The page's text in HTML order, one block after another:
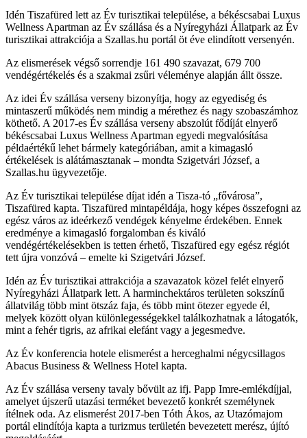
Idén Tiszafüred lett az Év turisztikai települése, a békéscsabai Luxus
Wellness Apartman az Év szállása és a Nyíregyházi Állatpark az Év
turisztikai attrakciója a Szallas.hu portál öt éve elindított versenyén.
Az elismerések végső sorrendje 161 490 szavazat, 679 700
vendégértékelés és a szakmai zsűri véleménye alapján állt össze.
Az idei Év szállása verseny bizonyítja, hogy az egyediség és
mintaszerű működés nem mindig a mérethez és nagy szobaszámhoz
köthető. A 2017-es Év szállása verseny abszolút fődíját elnyerő
békéscsabai Luxus Wellness Apartman egyedi megvalósítása
példaértékű lehet bármely kategóriában, amit a kimagasló
értékelések is alátámasztanak – mondta Szigetvári József, a
Szallas.hu ügyvezetője.
Az Év turisztikai települése díjat idén a Tisza-tó „fővárosa”,
Tiszafüred kapta. Tiszafüred mintapéldája, hogy képes összefogni az
egész város az ideérkező vendégek kényelme érdekében. Ennek
eredménye a kimagasló forgalomban és kiváló
vendégértékelésekben is tetten érhető, Tiszafüred egy egész régiót
tett újra vonzóvá – emelte ki Szigetvári József.
Idén az Év turisztikai attrakciója a szavazatok közel felét elnyerő
Nyíregyházi Állatpark lett. A harminchektáros területen sokszínű
állatvilág több mint ötszáz faja, és több mint ötezer egyede él,
melyek között olyan különlegességekkel találkozhatnak a látogatók,
mint a fehér tigris, az afrikai elefánt vagy a jegesmedve.
Az Év konferencia hotele elismerést a herceghalmi négycsillagos
Abacus Business & Wellness Hotel kapta.
Az Év szállása verseny tavaly bővült az ifj. Papp Imre-emlékdíjjal,
amelyet újszerű utazási terméket bevezető konkrét személynek
ítélnek oda. Az elismerést 2017-ben Tóth Ákos, az Utazómajom
portál elindítója kapta a turizmus területén bevezetett merész, újító